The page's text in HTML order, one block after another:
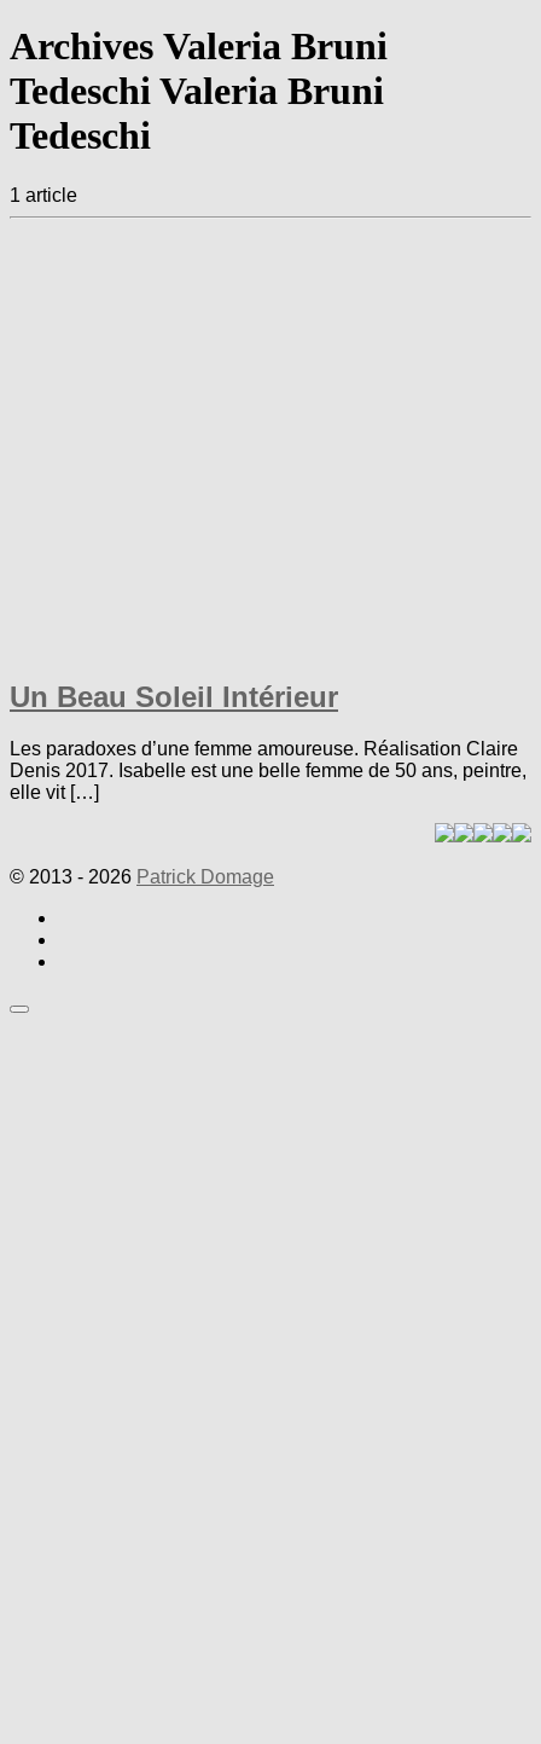
Archives Valeria Bruni
Tedeschi Valeria Bruni
Tedeschi
1 article
Un Beau Soleil Intérieur
Les paradoxes d’une femme amoureuse. Réalisation Claire
Denis 2017. Isabelle est une belle femme de 50 ans, peintre,
elle vit […]
© 2013 - 2026 Patrick Domage